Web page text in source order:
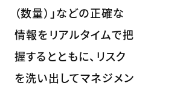
（数量）」などの正確な
情報をリアルタイムで把
握するとともに、リスク
を洗い出してマネジメン